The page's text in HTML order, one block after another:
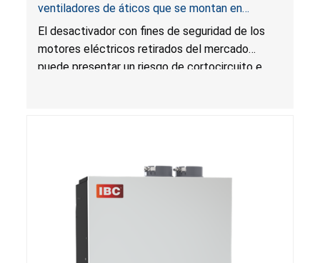
ventiladores de áticos que se montan en
gabletes y techos por riesgo de incendio;
distribuidos por Air Vent
El desactivador con fines de seguridad de los
motores eléctricos retirados del mercado
puede presentar un riesgo de cortocircuito e